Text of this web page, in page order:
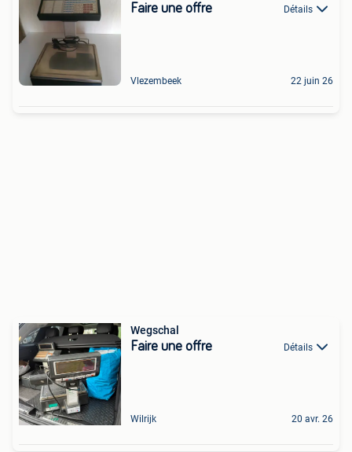
Faire une offre Détails
Vlezembeek 22 juin 26
Wegschal
Faire une offre Détails
Wilrijk 20 avr. 26